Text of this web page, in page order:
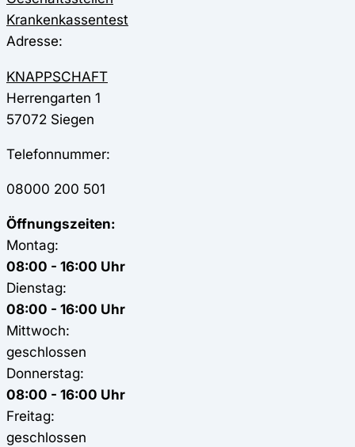
Krankenkassentest
Adresse:
KNAPPSCHAFT
Herrengarten 1
57072 Siegen
Telefonnummer:
08000 200 501
Öffnungszeiten:
Montag:
08:00 - 16:00 Uhr
Dienstag:
08:00 - 16:00 Uhr
Mittwoch:
geschlossen
Donnerstag:
08:00 - 16:00 Uhr
Freitag:
geschlossen